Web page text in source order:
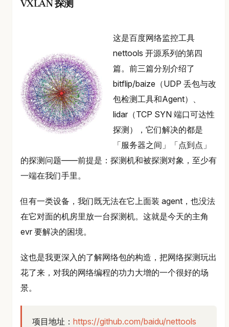
VXLAN 探测
这是百度网络监控工具
nettools 开源系列的第四
篇。前三篇分别介绍了
bitflip/baize（UDP 丢包与改
包检测工具和Agent）、
lidar（TCP SYN 端口可达性
探测），它们解决的都是
「服务器之间」「点到点」
的探测问题——前提是：探测机和被探测对象，至少有
一端在我们手里。
但有一类设备，我们既无法在它上面装 agent，也没法
在它对面的机房里放一台探测机。这就是今天的主角
evr 要解决的困境。
这也是我更深入的了解网络包的构造，把网络探测玩出
花了来，对我的网络编程的功力大增的一个很好的场
景。
项目地址： https://github.com/baidu/nettools